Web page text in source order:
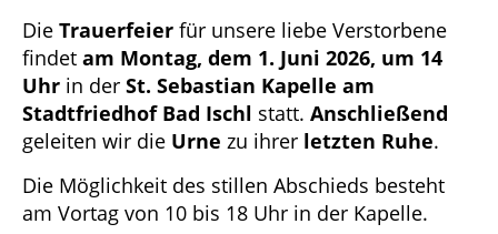
Die Trauerfeier für unsere liebe Verstorbene
findet am Montag, dem 1. Juni 2026, um 14
Uhr in der St. Sebastian Kapelle am
Stadtfriedhof Bad Ischl statt. Anschließend
geleiten wir die Urne zu ihrer letzten Ruhe.
Die Möglichkeit des stillen Abschieds besteht
am Vortag von 10 bis 18 Uhr in der Kapelle.